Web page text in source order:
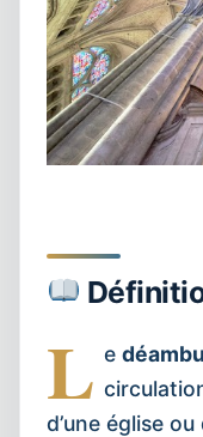
L e
d’une église